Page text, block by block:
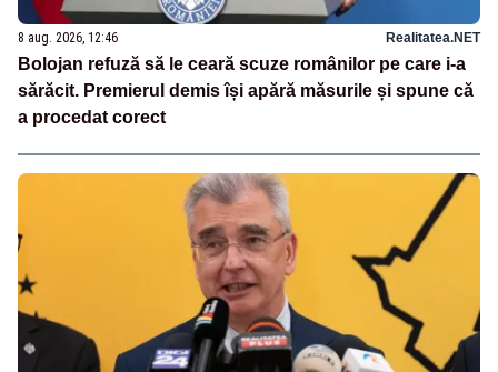
8 aug. 2026, 12:46 Realitatea.NET
Bolojan refuză să le ceară scuze românilor pe care i-a
sărăcit. Premierul demis își apără măsurile și spune că
a procedat corect